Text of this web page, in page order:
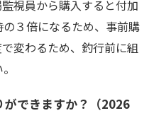
視員から購入すると付加
３倍になるため、事前購
変わるため、釣行前に組
ができますか？（2026